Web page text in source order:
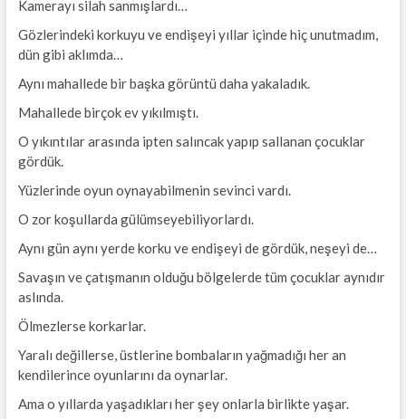
Kamerayı silah sanmışlardı…
Gözlerindeki korkuyu ve endişeyi yıllar içinde hiç unutmadım,
dün gibi aklımda…
Aynı mahallede bir başka görüntü daha yakaladık.
Mahallede birçok ev yıkılmıştı.
O yıkıntılar arasında ipten salıncak yapıp sallanan çocuklar
gördük.
Yüzlerinde oyun oynayabilmenin sevinci vardı.
O zor koşullarda gülümseyebiliyorlardı.
Aynı gün aynı yerde korku ve endişeyi de gördük, neşeyi de…
Savaşın ve çatışmanın olduğu bölgelerde tüm çocuklar aynıdır
aslında.
Ölmezlerse korkarlar.
Yaralı değillerse, üstlerine bombaların yağmadığı her an
kendilerince oyunlarını da oynarlar.
Ama o yıllarda yaşadıkları her şey onlarla birlikte yaşar.